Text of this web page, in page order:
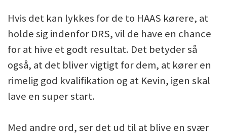
Hvis det kan lykkes for de to HAAS kørere, at
holde sig indenfor DRS, vil de have en chance
for at hive et godt resultat. Det betyder så
også, at det bliver vigtigt for dem, at kører en
rimelig god kvalifikation og at Kevin, igen skal
lave en super start.
Med andre ord, ser det ud til at blive en svær